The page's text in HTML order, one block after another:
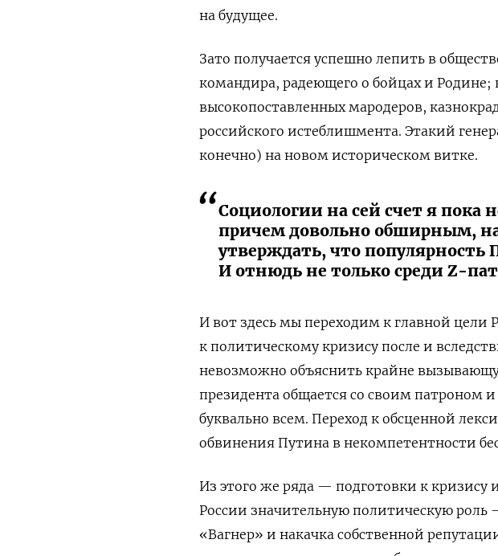
на будущее.
Зато получается успешно лепить в
командира, радеющего о бойцах и
высокопоставленных мародеров,
российского истеблишмента. Этакий
конечно) на новом историческом витке.
Социологии на сей счет я пока
причем довольно обширным,
утверждать, что популярность
И отнюдь не только среди Z-
И вот здесь мы переходим к главной
к политическому кризису после и
невозможно объяснить крайне
президента общается со своим патроном
буквально всем. Переход к обсценной
обвинения Путина в некомпетентности
Из этого же ряда — подготовки к кризису
России значительную политическую роль
«Вагнер» и накачка собственной